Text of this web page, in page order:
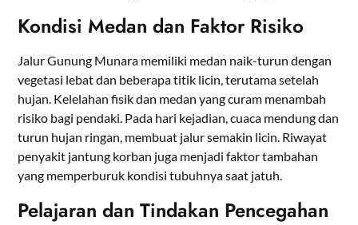
Kondisi Medan dan Faktor Risiko
Jalur Gunung Munara memiliki medan naik-turun dengan
vegetasi lebat dan beberapa titik licin, terutama setelah
hujan. Kelelahan fisik dan medan yang curam menambah
risiko bagi pendaki. Pada hari kejadian, cuaca mendung dan
turun hujan ringan, membuat jalur semakin licin. Riwayat
penyakit jantung korban juga menjadi faktor tambahan
yang memperburuk kondisi tubuhnya saat jatuh.
Pelajaran dan Tindakan Pencegahan